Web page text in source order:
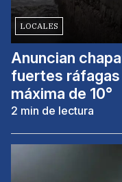
LOCALES
Anuncian
fuertes ráfagas
máxima de 10°
2 min de lectura